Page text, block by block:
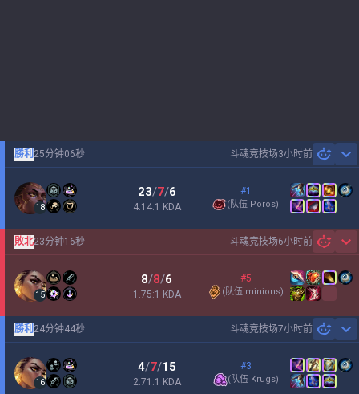
斗魂竞技场3小时前
勝利 25分钟06秒
18
23/7/6
4.14:1 KDA
#1
(队伍 Poros)
斗魂竞技场6小时前
敗北23分钟16秒
15
8/8/6
1.75:1 KDA
#5
(队伍 minions)
斗魂竞技场7小时前
勝利 24分钟44秒
16
4/7/15
2.71:1 KDA
#3
(队伍 Krugs)